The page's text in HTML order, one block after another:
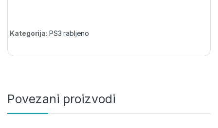
Kategorija: PS3 rabljeno
Povezani proizvodi